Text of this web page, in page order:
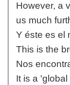
However, a
us much
Y éste es el
This is the
Nos
It is a